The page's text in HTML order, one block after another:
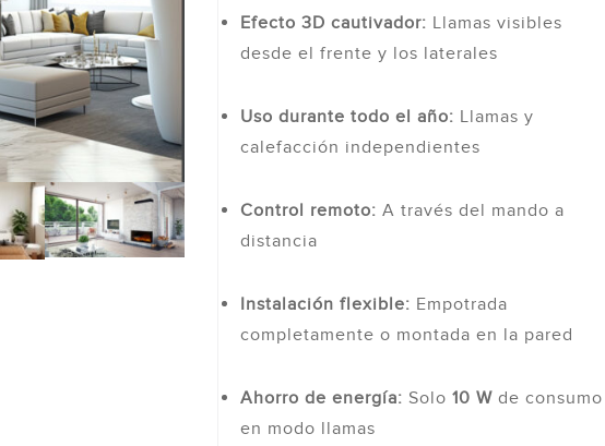
Efecto 3D cautivador: Llamas visibles
desde el frente y los laterales
Uso durante todo el año: Llamas y
calefacción independientes
Control remoto: A través del mando a
distancia
Instalación flexible: Empotrada
completamente o montada en la pared
Ahorro de energía: Solo 10 Wde consumo
en modo llamas